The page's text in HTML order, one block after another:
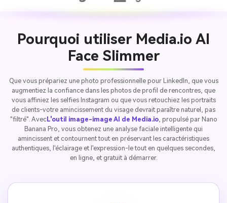
Pourquoi utiliser Media.io AI
Face Slimmer
Que vous prépariez une photo professionnelle pour LinkedIn, que vous
augmentiez la confiance dans les photos de profil de rencontres, que
vous affiniez les selfies Instagram ou que vous retouchiez les portraits
de clients-votre amincissement du visage devrait paraître naturel, pas
"filtré". Avec L'outil image-image AI de Media.io, propulsé par Nano
Banana Pro, vous obtenez une analyse faciale intelligente qui
amincissent et contournent tout en préservant les caractéristiques
authentiques, l'éclairage et l'expression-le tout en quelques secondes,
en ligne, et gratuit à démarrer.